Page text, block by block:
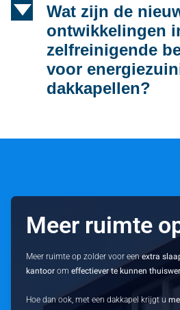
d
Wat zijn de
ontwikkelingen
zelfreinigende
voor
dakkapellen?
Meer ruimte
Meer ruimte op zolder voor eenextra
kantoor omeffectiever te kunnen
Hoe dan ook, met een dakkapel krijgt u